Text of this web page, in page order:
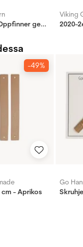
2020-2c Oppfinner genser
Viking
-49%
cm - Aprikos
Go